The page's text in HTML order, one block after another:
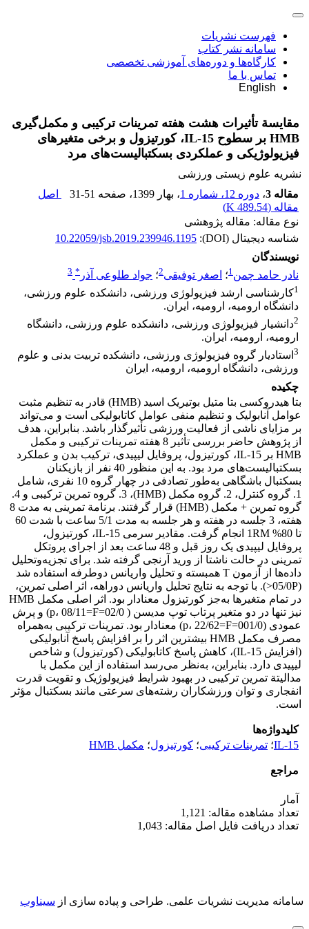
فهرست نشریات
سامانه نشر کتاب
کارگاه‌ها و دوره‌های آموزشی تخصصی
تماس با ما
English
مقایسة تأثیرات هشت هفته تمرینات ترکیبی و مکمل‌گیری
HMB بر سطوح IL-15، کورتیزول و برخی متغیرهای
فیزیولوژیکی و عملکردی بسکتبالیست‌های مرد
نشریه علوم زیستی ورزشی
مقاله 3
، دوره 12، شماره 1 ، بهار 1399 ، صفحه 31-51
اصل
مقاله (489.54 K
)
نوع مقاله: مقاله پژوهشی
شناسه دیجیتال (DOI):
10.22059/jsb.2019.239946.1195
نویسندگان
نادر حامد چمن1؛ اصغر توفیقی2؛ جواد طلوعی آذر *
3
1کارشناسی ارشد فیزیولوژی ورزشی، دانشکده علوم ورزشی،
دانشگاه ارومیه، ارومیه، ایران.
2دانشیار فیزیولوژی ورزشی، دانشکده علوم ورزشی، دانشگاه
ارومیه، ارومیه، ایران.
3 استادیار گروه فیزیولوژی ورزشی، دانشکده تربیت بدنی و علوم
ورزشی، دانشگاه ارومیه، ارومیه، ایران
چکیده
بتا هیدروکسی بتا متیل بوتیریک اسید (HMB) قادر به تنظیم مثبت
عوامل آنابولیک و تنظیم منفی عوامل کاتابولیکی است و می‌تواند
بر مزایای ناشی از فعالیت ورزشی تأثیرگذار باشد. بنابراین، هدف
از پژوهش حاضر بررسی تأثیر 8 هفته تمرینات ترکیبی و مکمل
HMB بر IL-15، کورتیزول، پروفایل لیپیدی، ترکیب بدن و عملکرد
بسکتبالیست‌های مرد بود. به این منظور 40 نفر از بازیکنان
بسکتبال باشگاهی به‌طور تصادفی در چهار گروه 10 نفری، شامل
1. گروه کنترل، 2. گروه مکمل (HMB)، 3. گروه تمرین ترکیبی و 4.
گروه تمرین + مکمل (HMB) قرار گرفتند. برنامة تمرینی به مدت 8
هفته، 3 جلسه در هفته و هر جلسه به مدت 5/1 ساعت با شدت 60
تا 80% 1RM انجام گرفت. مقادیر سرمی IL-15، کورتیزول،
پروفایل لیپیدی یک روز قبل و 48 ساعت بعد از اجرای پروتکل
تمرینی در حالت ناشتا از ورید آرنجی گرفته شد. برای تجزیه‌وتحلیل
داده‌ها از آزمون T همبسته و تحلیل واریانس دوطرفه استفاده شد
(05/0P<). با توجه به نتایج تحلیل واریانس دوراهه، اثر اصلی تمرین،
در تمام متغیرها به‌جز کورتیزول معنا‌دار بود. اثر اصلی مکمل HMB
نیز تنها در دو متغیر پرتاب توپ مدیسن ( 02/0=p، 08/11=F) و پرش
عمودی (001/0=p، 22/62=F) معنا‌دار بود. تمرینات ترکیبی به‌همراه
مصرف مکمل HMB بیشترین اثر را بر افزایش پاسخ آنابولیکی
(افزایش IL-15)، کاهش پاسخ کاتابولیکی (کورتیزول) و شاخص
لیپیدی دارد. بنابراین، به‌نظر می‌رسد استفاده از این مکمل با
مدالیتة تمرین ترکیبی در بهبود شرایط فیزیولوژیک و تقویت قدرت
انفجاری و توان ورزشکاران رشته‌های سرعتی مانند بسکتبال مؤثر
است.
کلیدواژه‌ها
IL-15؛ تمرینات ترکیبی؛ کورتیزول؛ مکمل HMB
مراجع
آمار
تعداد مشاهده مقاله: 1,121
تعداد دریافت فایل اصل مقاله: 1,043
سامانه مدیریت نشریات علمی. طراحی و پیاده سازی از سیناوب